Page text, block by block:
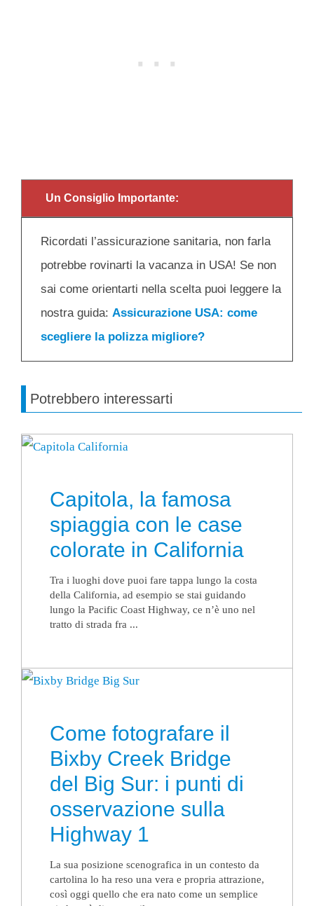
Un Consiglio Importante:
Ricordati l’assicurazione sanitaria, non farla
potrebbe rovinarti la vacanza in USA! Se non
sai come orientarti nella scelta puoi leggere la
nostra guida: Assicurazione USA: come
scegliere la polizza migliore?
Potrebbero interessarti
Capitola, la famosa
spiaggia con le case
colorate in California
Tra i luoghi dove puoi fare tappa lungo la costa
della California, ad esempio se stai guidando
lungo la Pacific Coast Highway, ce n’è uno nel
tratto di strada fra ...
Come fotografare il
Bixby Creek Bridge
del Big Sur: i punti di
osservazione sulla
Highway 1
La sua posizione scenografica in un contesto da
cartolina lo ha reso una vera e propria attrazione,
così oggi quello che era nato come un semplice